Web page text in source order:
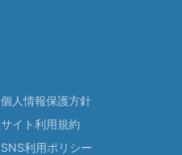
個人情報保護方針
サイト利用規約
SNS利用ポリシー